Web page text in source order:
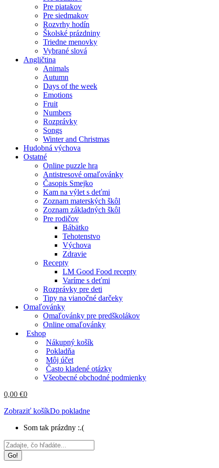
Pre piatakov
Pre siedmakov
Rozvrhy hodín
Školské prázdniny
Triedne menovky
Vybrané slová
Angličtina
Animals
Autumn
Days of the week
Emotions
Fruit
Numbers
Rozprávky
Songs
Winter and Christmas
Hudobná výchova
Ostatné
Online puzzle hra
Antistresové omaľovánky
Časopis Smejko
Kam na výlet s deťmi
Zoznam materských škôl
Zoznam základných škôl
Pre rodičov
Bábätko
Tehotenstvo
Výchova
Zdravie
Recepty
LM Good Food recepty
Varíme s deťmi
Rozprávky pre deti
Tipy na vianočné darčeky
Omaľovánky
Omaľovánky pre predškolákov
Online omaľovánky
Eshop
Nákupný košík
Pokladňa
Môj účet
Často kladené otázky
Všeobecné obchodné podmienky
0,00 €0
Zobraziť košíkDo pokladne
Som tak prázdny :.(
Search: